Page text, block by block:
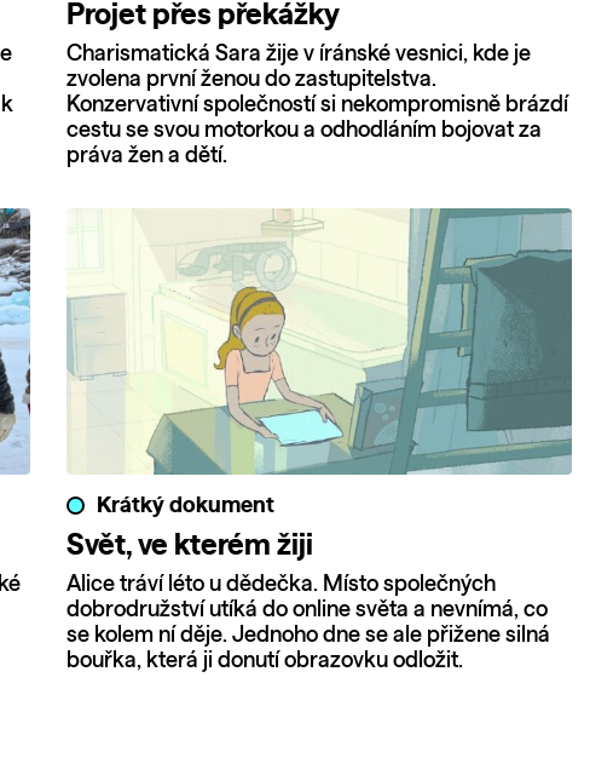
Projet přes překážky
Charismatická Sara žije v íránské vesnici, kde je
zvolena první ženou do zastupitelstva.
Konzervativní společností si nekompromisně brázdí
cestu se svou motorkou a odhodláním bojovat za
práva žen a dětí.
Krátký dokument
Svět, ve kterém žiji
Alice tráví léto u dědečka. Místo společných
dobrodružství utíká do online světa a nevnímá, co
se kolem ní děje. Jednoho dne se ale přižene silná
bouřka, která ji donutí obrazovku odložit.